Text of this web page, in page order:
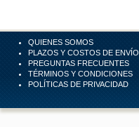
QUIENES SOMOS
PLAZOS Y COSTOS DE ENVÍO
PREGUNTAS FRECUENTES
TÉRMINOS Y CONDICIONES
POLÍTICAS DE PRIVACIDAD